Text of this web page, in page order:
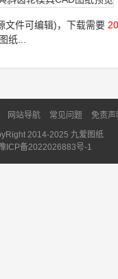
文件可编辑)，下载需要 20
纸...
网站导航 常见问题
免责声
2014-2025 九爱图纸
ICP备2022026883号-1